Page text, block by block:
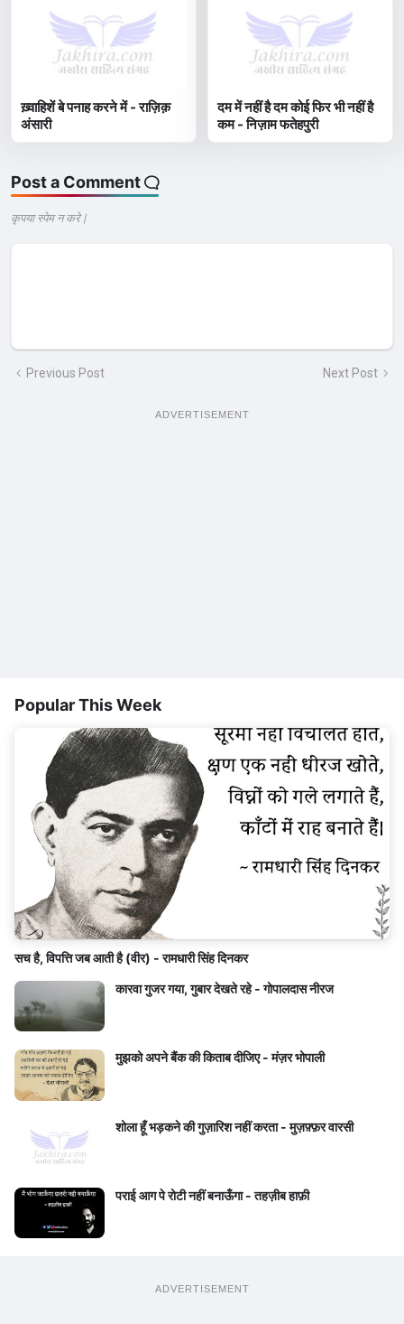
ख़्वाहिशें बे पनाह करने में - राज़िक़
अंसारी
दम में नहीं है दम कोई फिर भी नहीं है
कम - निज़ाम फतेहपुरी
Post a Comment
कृपया स्पेम न करे |
Previous Post Next Post
ADVERTISEMENT
Popular This Week
सच है, विपत्ति जब आती है (वीर) - रामधारी सिंह दिनकर
कारवा गुजर गया, गुबार देखते रहे - गोपालदास नीरज
मुझको अपने बैंक की किताब दीजिए - मंज़र भोपाली
शोला हूँ भड़कने की गुज़ारिश नहीं करता - मुज़फ़्फ़र वारसी
पराई आग पे रोटी नहीं बनाऊँगा - तहज़ीब हाफ़ी
ADVERTISEMENT